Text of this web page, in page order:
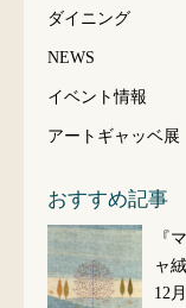
ダイニング
NEWS
イベント情報
アートギャッベ展
おすすめ記事
『
ャ
12